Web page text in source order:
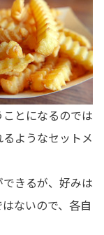
とになるのでは
ようなセットメ
きるが、好みは
ないので、各自